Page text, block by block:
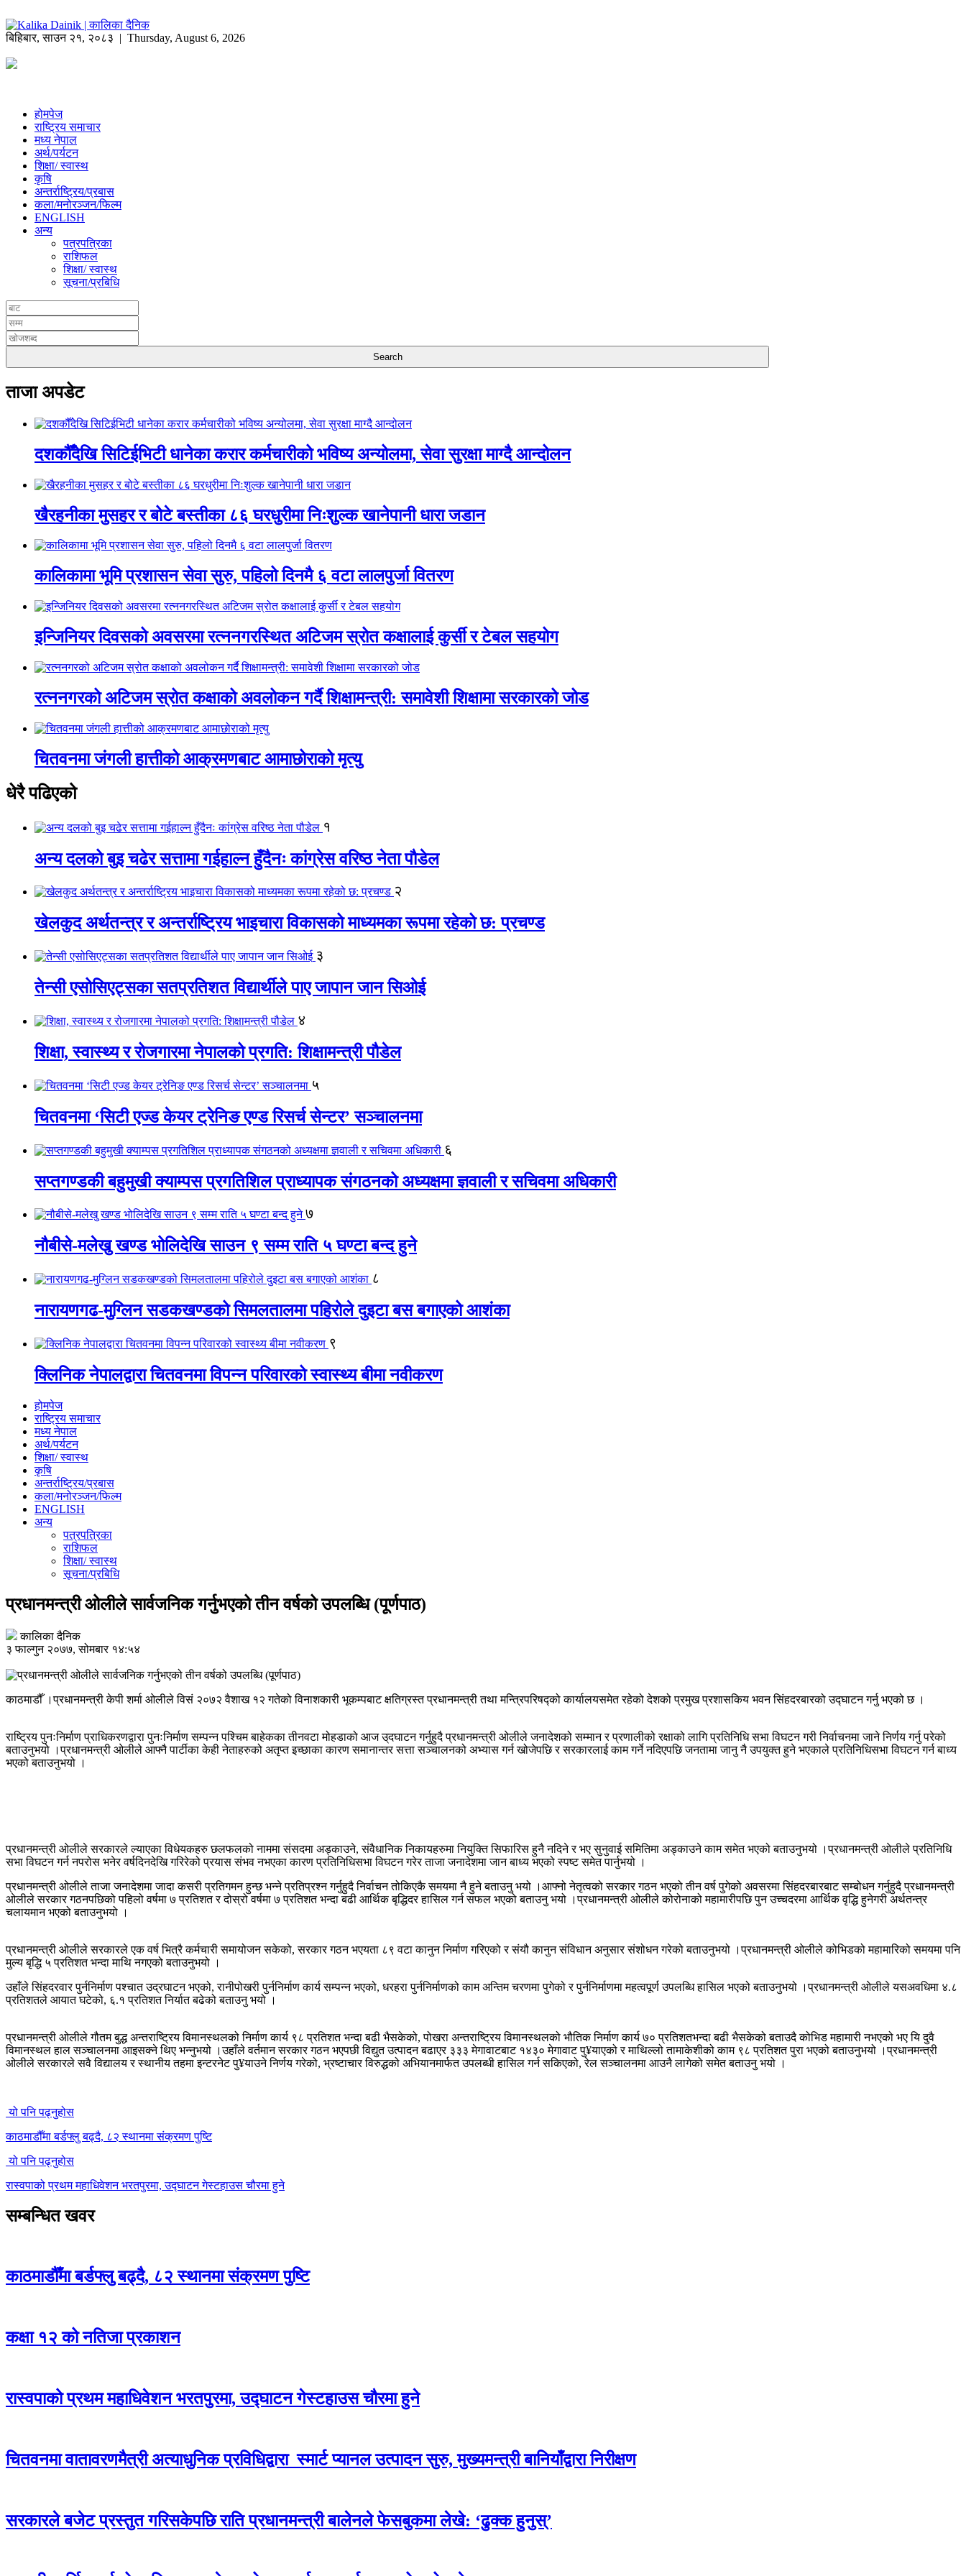
बिहिबार,साउन २१, २०८३ | Thursday, August 6, 2026
होमपेज
राष्ट्रिय समाचार
मध्य नेपाल
अर्थ/पर्यटन
शिक्षा/ स्वास्थ
कृषि
अन्तर्राष्ट्रिय/प्रबास
कला/मनोरञ्जन/फिल्म
ENGLISH
अन्य
पत्रपत्रिका
राशिफल
शिक्षा/ स्वास्थ
सूचना/प्रबिधि
ताजा अपडेट
दशकौँदेखि सिटिईभिटी धानेका करार कर्मचारीको भविष्य अन्योलमा, सेवा सुरक्षा माग्दै आन्दोलन
खैरहनीका मुसहर र बोटे बस्तीका ८६ घरधुरीमा निःशुल्क खानेपानी धारा जडान
कालिकामा भूमि प्रशासन सेवा सुरु, पहिलो दिनमै ६ वटा लालपुर्जा वितरण
इन्जिनियर दिवसको अवसरमा रत्ननगरस्थित अटिजम स्रोत कक्षालाई कुर्सी र टेबल सहयोग
रत्ननगरको अटिजम स्रोत कक्षाको अवलोकन गर्दै शिक्षामन्त्री: समावेशी शिक्षामा सरकारको जोड
चितवनमा जंगली हात्तीको आक्रमणबाट आमाछोराको मृत्यु
धेरै पढिएको
१
अन्य दलको बुइ चढेर सत्तामा गईहाल्न हुँदैनः कांग्रेस वरिष्ठ नेता पौडेल
२
खेलकुद अर्थतन्त्र र अन्तर्राष्ट्रिय भाइचारा विकासको माध्यमका रूपमा रहेको छ: प्रचण्ड
३
तेन्सी एसोसिएट्सका सतप्रतिशत विद्यार्थीले पाए जापान जान सिओई
४
शिक्षा, स्वास्थ्य र रोजगारमा नेपालको प्रगति: शिक्षामन्त्री पौडेल
५
चितवनमा ‘सिटी एज्ड केयर ट्रेनिङ एण्ड रिसर्च सेन्टर’ सञ्चालनमा
६
सप्तगण्डकी बहुमुखी क्याम्पस प्रगतिशिल प्राध्यापक संगठनको अध्यक्षमा ज्ञवाली र सचिवमा अधिकारी
७
नौबीसे-मलेखु खण्ड भोलिदेखि साउन ९ सम्म राति ५ घण्टा बन्द हुने
८
नारायणगढ-मुग्लिन सडकखण्डको सिमलतालमा पहिरोले दुइटा बस बगाएको आशंका
९
क्लिनिक नेपालद्वारा चितवनमा विपन्न परिवारको स्वास्थ्य बीमा नवीकरण
होमपेज
राष्ट्रिय समाचार
मध्य नेपाल
अर्थ/पर्यटन
शिक्षा/ स्वास्थ
कृषि
अन्तर्राष्ट्रिय/प्रबास
कला/मनोरञ्जन/फिल्म
ENGLISH
अन्य
पत्रपत्रिका
राशिफल
शिक्षा/ स्वास्थ
सूचना/प्रबिधि
प्रधानमन्त्री ओलीले सार्वजनिक गर्नुभएको तीन वर्षको उपलब्धि (पूर्णपाठ)
कालिका दैनिक
३ फाल्गुन २०७७, सोमबार १४:५४
काठमाडौँ ।प्रधानमन्त्री केपी शर्मा ओलीले विसं २०७२ वैशाख १२ गतेको विनाशकारी भूकम्पबाट क्षतिग्रस्त प्रधानमन्त्री तथा मन्त्रिपरिषद्को कार्यालयसमेत रहेको देशको प्रमुख प्रशासकिय भवन सिंहदरबारको उद्घाटन गर्नु भएको छ ।
राष्ट्रिय पुनःनिर्माण प्राधिकरणद्वारा पुनःनिर्माण सम्पन्न पश्चिम बाहेकका तीनवटा मोहडाको आज उ्दघाटन गर्नुहुदै प्रधानमन्त्री ओलीले जनादेशको सम्मान र प्रणालीको रक्षाको लागि प्रतिनिधि सभा विघटन गरी निर्वाचनमा जाने निर्णय गर्नु परेको
बताउनुभयो ।प्रधानमन्त्री ओलीले आफ्नै पार्टीका केही नेताहरुको अतृप्त इच्छाका कारण समानान्तर सत्ता सञ्चालनको अभ्यास गर्न खोजेपछि र सरकारलाई काम गर्ने नदिएपछि जनतामा जानु नै उपयुक्त हुने भएकाले प्रतिनिधिसभा विघटन गर्न बाध्य
भएको बताउनुभयो ।
प्रधानमन्त्री ओलीले सरकारले ल्याएका विधेयकहरु छलफलको नाममा संसदमा अड्काउने, संवैधानिक निकायहरुमा नियुक्ति सिफारिस हुनै नदिने र भए सुनुवाई समितिमा अड्काउने काम समेत भएको बताउनुभयो ।प्रधानमन्त्री ओलीले प्रतिनिधि
सभा विघटन गर्न नपरोस भनेर वर्षदिनदेखि गरिरेको प्रयास संभव नभएका कारण प्रतिनिधिसभा विघटन गरेर ताजा जनादेशमा जान बाध्य भएको स्पष्ट समेत पार्नुभयो ।
प्रधानमन्त्री ओलीले ताजा जनादेशमा जादा कसरी प्रतिगमन हुन्छ भन्ने प्रतिप्रश्न गर्नुहुदै निर्वाचन तोकिएकै समयमा नै हुने बताउनु भयो ।आफ्नो नेतृत्वको सरकार गठन भएको तीन वर्ष पुगेको अवसरमा सिंहदरबारबाट सम्बोधन गर्नुहुदै प्रधानमन्त्री
ओलीले सरकार गठनपछिको पहिलो वर्षमा ७ प्रतिशत र दोस्रो वर्षमा ७ प्रतिशत भन्दा बढी आर्थिक बृद्धिदर हासिल गर्न सफल भएको बताउनु भयो ।प्रधानमन्त्री ओलीले कोरोनाको महामारीपछि पुन उच्चदरमा आर्थिक वृद्धि हुनेगरी अर्थतन्त्र
चलायमान भएको बताउनुभयो ।
प्रधानमन्त्री ओलीले सरकारले एक वर्ष भित्रै कर्मचारी समायोजन सकेको, सरकार गठन भएयता ८९ वटा कानुन निर्माण गरिएको र संयौ कानुन संविधान अनुसार संशोधन गरेको बताउनुभयो ।प्रधानमन्त्री ओलीले कोभिडको महामारिको समयमा पनि
मुल्य बृद्धि ५ प्रतिशत भन्दा माथि नगएको बताउनुभयो ।
उहाँले सिंहदरवार पुर्ननिर्माण पश्चात उद्रघाटन भएको, रानीपोखरी पुर्ननिर्माण कार्य सम्पन्न भएको, धरहरा पुर्ननिर्माणको काम अन्तिम चरणमा पुगेको र पुर्ननिर्माणमा महत्वपूर्ण उपलब्धि हासिल भएको बताउनुभयो ।प्रधानमन्त्री ओलीले यसअवधिमा ४.८
प्रतिशतले आयात घटेको, ६.१ प्रतिशत निर्यात बढेको बताउनु भयो ।
प्रधानमन्त्री ओलीले गौतम बुद्ध अन्तराष्ट्रिय विमानस्थलको निर्माण कार्य ९८ प्रतिशत भन्दा बढी भैसकेको, पोखरा अन्तराष्ट्रिय विमानस्थलको भौतिक निर्माण कार्य ७० प्रतिशतभन्दा बढी भैसकेको बताउदै कोभिड महामारी नभएको भए यि दुवै
विमानस्थल हाल सञ्चालनमा आइसक्ने थिए भन्नुभयो ।उहाँले वर्तमान सरकार गठन भएपछी विद्युत उत्पादन बढाएर ३३३ मेगावाटबाट १४३० मेगावाट पु¥याएको र माथिल्लो तामाकेशीको काम ९८ प्रतिशत पुरा भएको बताउनुभयो ।प्रधानमन्त्री
ओलीले सरकारले सवै विद्यालय र स्थानीय तहमा इन्टरनेट पु¥याउने निर्णय गरेको, भ्रष्टाचार विरुद्धको अभियानमार्फत उपलब्धी हासिल गर्न सकिएको, रेल सञ्चालनमा आउनै लागेको समेत बताउनु भयो ।
यो पनि पढ्नुहोस
काठमाडौँमा बर्डफ्लु बढ्दै, ८२ स्थानमा संक्रमण पुष्टि
यो पनि पढ्नुहोस
रास्वपाको प्रथम महाधिवेशन भरतपुरमा, उद्घाटन गेस्टहाउस चौरमा हुने
सम्बन्धित खवर
काठमाडौँमा बर्डफ्लु बढ्दै, ८२ स्थानमा संक्रमण पुष्टि
कक्षा १२ को नतिजा प्रकाशन
रास्वपाको प्रथम महाधिवेशन भरतपुरमा, उद्घाटन गेस्टहाउस चौरमा हुने
चितवनमा वातावरणमैत्री अत्याधुनिक प्रविधिद्वारा स्मार्ट प्यानल उत्पादन सुरु, मुख्यमन्त्री बानियाँद्वारा निरीक्षण
सरकारले बजेट प्रस्तुत गरिसकेपछि राति प्रधानमन्त्री बालेनले फेसबुकमा लेखे: ‘ढुक्क हुनुस्’